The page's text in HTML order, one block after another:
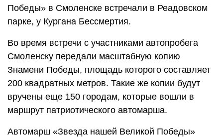
Победы» в Смоленске встречали в Реадовском
парке, у Кургана Бессмертия.
Во время встречи с участниками автопробега
Смоленску передали масштабную копию
Знамени Победы, площадь которого составляет
200 квадратных метров. Такие же копии будут
вручены еще 150 городам, которые вошли в
маршрут патриотического автомарша.
Автомарш «Звезда нашей Великой Победы»